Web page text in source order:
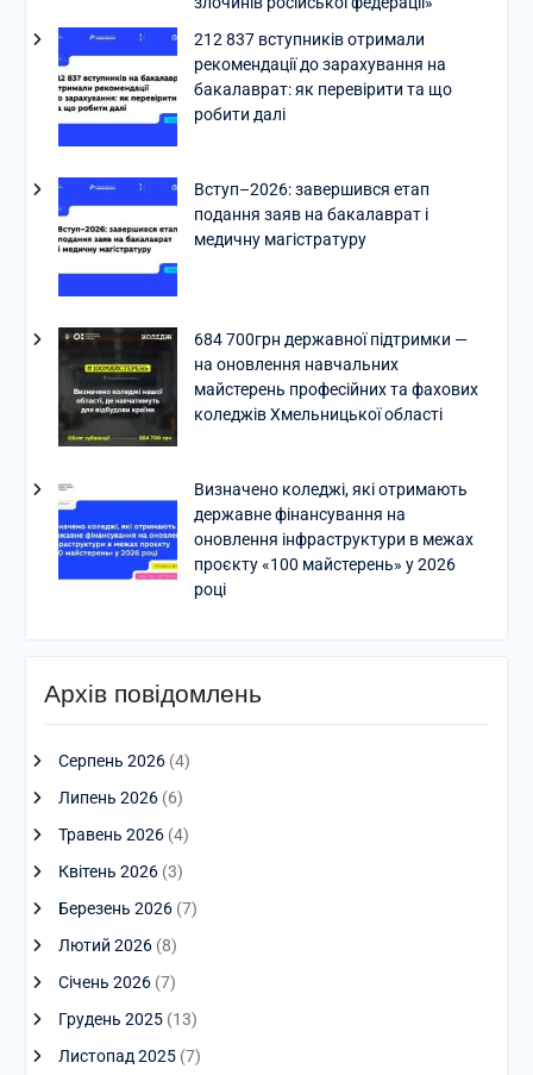
212 837 вступників отримали
рекомендації до зарахування на
бакалаврат: як перевірити та що
робити далі
Вступ–2026: завершився етап
подання заяв на бакалаврат і
медичну магістратуру
684 700грн державної підтримки —
на оновлення навчальних
майстерень професійних та фахових
коледжів Хмельницької області
Визначено коледжі, які отримають
державне фінансування на
оновлення інфраструктури в межах
проєкту «100 майстерень» у 2026
році
Архів повідомлень
Серпень 2026(4)
Липень 2026(6)
Травень 2026(4)
Квітень 2026(3)
Березень 2026(7)
Лютий 2026(8)
Січень 2026(7)
Грудень 2025(13)
Листопад 2025(7)